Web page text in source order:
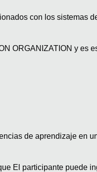
con los sistemas
ORGANIZATION y es
de aprendizaje en
El participante puede